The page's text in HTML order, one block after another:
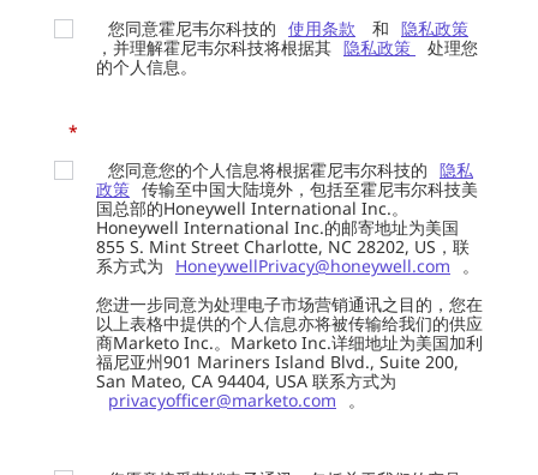
您同意霍尼韦尔科技的 使用条款 和 隐私政策
，并理解霍尼韦尔科技将根据其 隐私政策
处理您
的个人信息。
*
您同意您的个人信息将根据霍尼韦尔科技的 隐私
政策 传输至中国大陆境外，包括至霍尼韦尔科技美
国总部的Honeywell International Inc.。
Honeywell International Inc.的邮寄地址为美国
855 S. Mint Street Charlotte, NC 28202, US，联
系方式为
HoneywellPrivacy@honeywell.com
。
您进一步同意为处理电子市场营销通讯之目的，您在
以上表格中提供的个人信息亦将被传输给我们的供应
商Marketo Inc.。Marketo Inc.详细地址为美国加利
福尼亚州901 Mariners Island Blvd., Suite 200,
San Mateo, CA 94404, USA 联系方式为
privacyofficer@marketo.com
。